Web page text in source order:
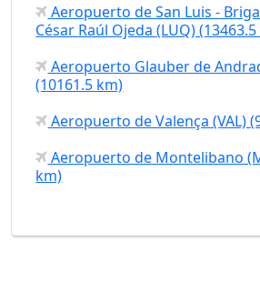
Aeropuerto de San Luis -
César Raúl Ojeda (LUQ)
Aeropuerto Glauber de
(10161.5 km)
Aeropuerto de Valença (VAL)
Aeropuerto de Montelibano
km)